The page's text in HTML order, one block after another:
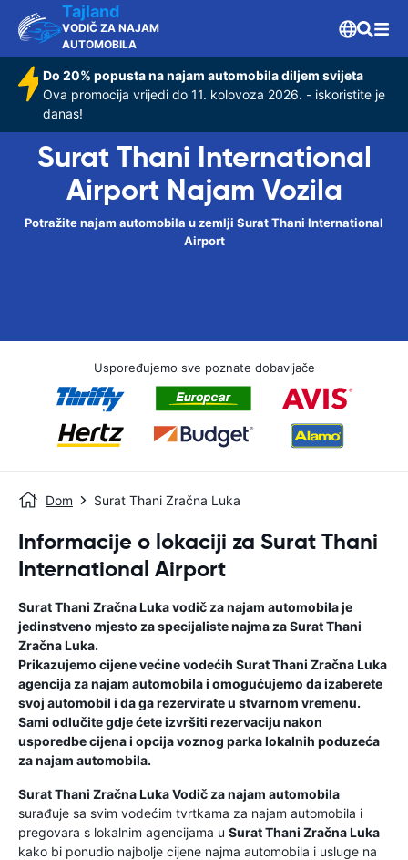
Tajland
VODIČ ZA NAJAM
AUTOMOBILA
Do 20% popusta na najam automobila diljem svijeta
Ova promocija vrijedi do 11. kolovoza 2026. - iskoristite je
danas!
Surat Thani International
Airport Najam Vozila
Potražite najam automobila u zemlji Surat Thani International
Airport
Uspoređujemo sve poznate dobavljače
Dom Surat Thani Zračna Luka
Informacije o lokaciji za Surat Thani
International Airport
Surat Thani Zračna Lukavodič za najam automobilaje
jedinstveno mjesto za specijaliste najma zaSurat Thani
Zračna Luka.
Prikazujemo cijene većine vodećih Surat Thani Zračna Luka
agencija za najam automobila i omogućujemo da izaberete
svoj automobil i da ga rezervirate u stvarnom vremenu.
Sami odlučite gdje ćete izvršiti rezervaciju nakon
usporedbe cijena i opcija voznog parka lokalnih poduzeća
za najam automobila.
Surat Thani Zračna LukaVodič za najam automobila
surađuje sa svim vodećim tvrtkama za najam automobila i
pregovara s lokalnim agencijama u Surat Thani Zračna Luka
kako bi ponudio najbolje cijene najma automobila i usluge na